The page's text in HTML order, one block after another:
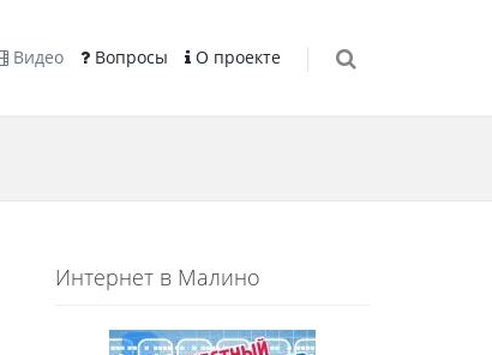
Видео Вопросы О проекте
Интернет в Малино